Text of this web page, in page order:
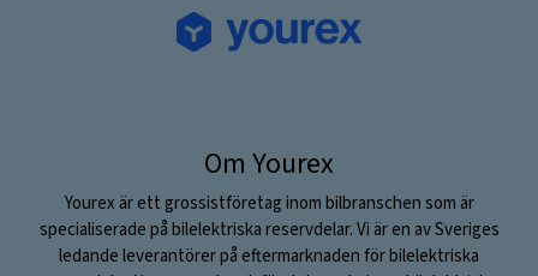
Om Yourex
Yourex är ett grossistföretag inom bilbranschen som är
specialiserade på bilelektriska reservdelar. Vi är en av Sveriges
ledande leverantörer på eftermarknaden för bilelektriska